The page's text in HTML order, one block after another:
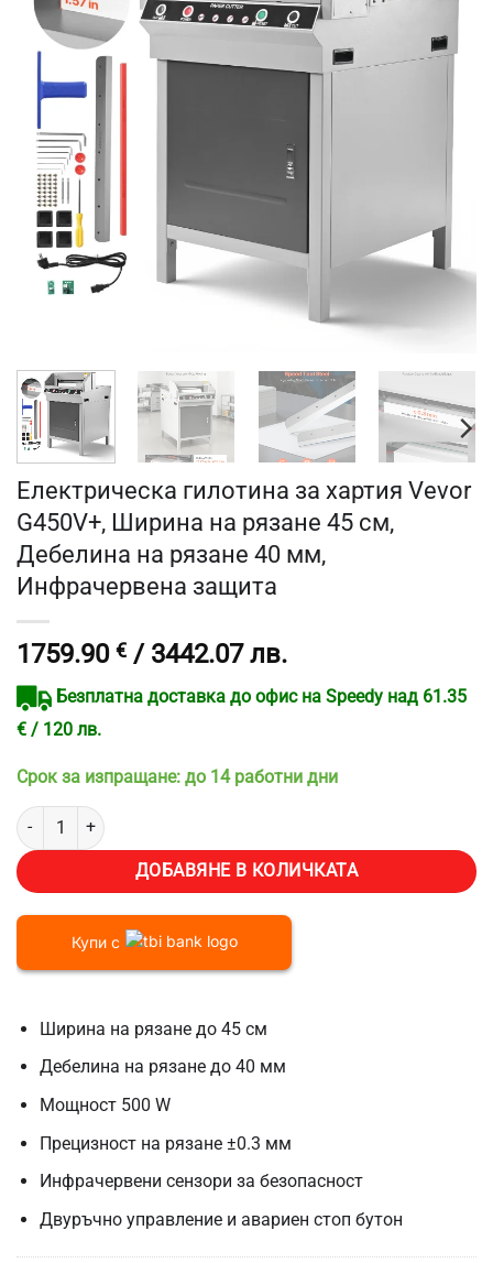
Електрическа гилотина за хартия Vevor
G450V+, Ширина на рязане 45 см,
Дебелина на рязане 40 мм,
Инфрачервена защита
1759.90 € / 3442.07 лв.
Безплатна доставка до офис на Speedy над 61.35
€ / 120 лв.
Срок за изпращане: до 14 работни дни
количество за Електрическа гилотина за хартия Vevor
ДОБАВЯНЕ В КОЛИЧКАТА
Купи с
Ширина на рязане до 45 см
Дебелина на рязане до 40 мм
Мощност 500 W
Прецизност на рязане ±0.3 мм
Инфрачервени сензори за безопасност
Двуръчно управление и авариен стоп бутон